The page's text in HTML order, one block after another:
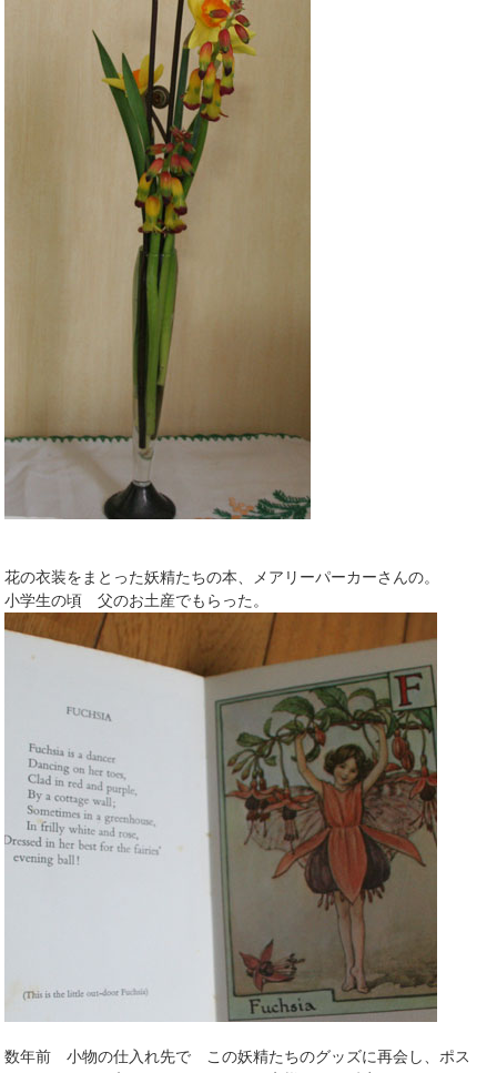
花の衣装をまとった妖精たちの本、メアリーパーカーさんの。
小学生の頃 父のお土産でもらった。
数年前 小物の仕入れ先で この妖精たちのグッズに再会し、ポス